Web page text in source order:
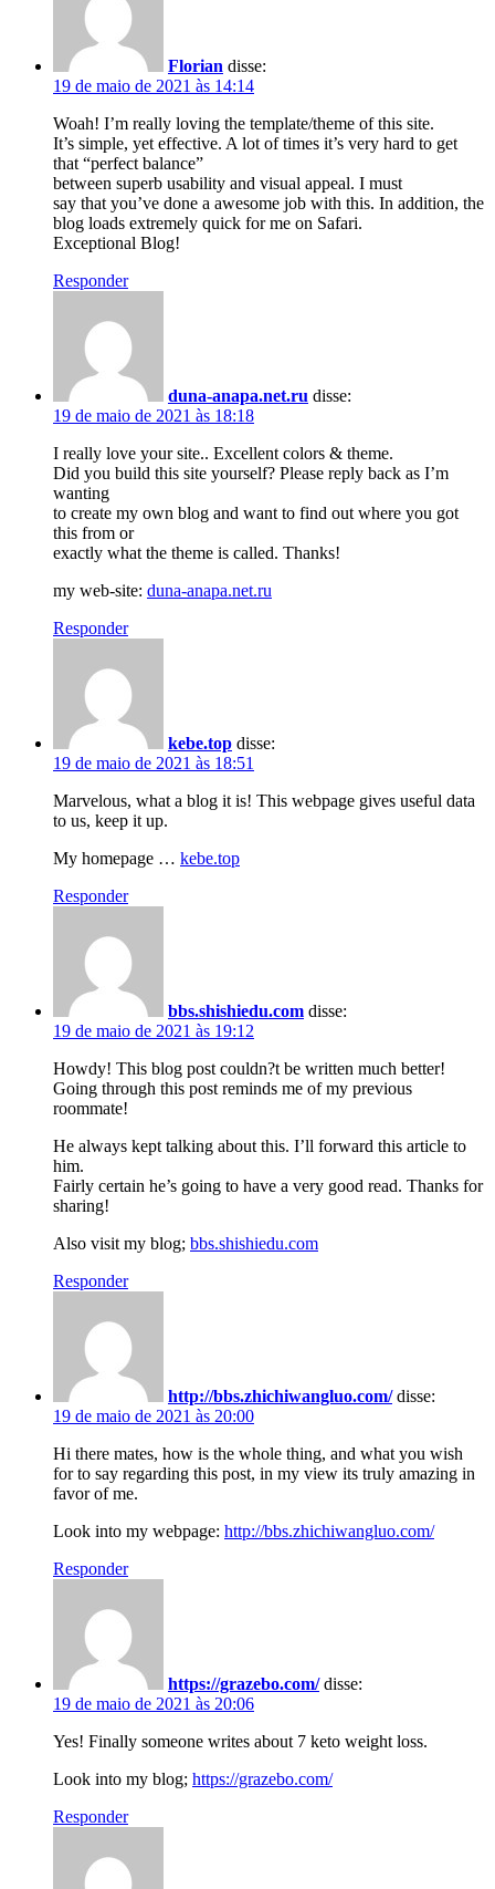
Florian disse:
19 de maio de 2021 às 14:14
Woah! I’m really loving the template/theme of this site.
It’s simple, yet effective. A lot of times it’s very hard to get
that “perfect balance”
between superb usability and visual appeal. I must
say that you’ve done a awesome job with this. In addition, the
blog loads extremely quick for me on Safari.
Exceptional Blog!
Responder
duna-anapa.net.ru disse:
19 de maio de 2021 às 18:18
I really love your site.. Excellent colors & theme.
Did you build this site yourself? Please reply back as I’m
wanting
to create my own blog and want to find out where you got
this from or
exactly what the theme is called. Thanks!
my web-site: duna-anapa.net.ru
Responder
kebe.top disse:
19 de maio de 2021 às 18:51
Marvelous, what a blog it is! This webpage gives useful data
to us, keep it up.
My homepage … kebe.top
Responder
bbs.shishiedu.com disse:
19 de maio de 2021 às 19:12
Howdy! This blog post couldn?t be written much better!
Going through this post reminds me of my previous
roommate!
He always kept talking about this. I’ll forward this article to
him.
Fairly certain he’s going to have a very good read. Thanks for
sharing!
Also visit my blog; bbs.shishiedu.com
Responder
http://bbs.zhichiwangluo.com/ disse:
19 de maio de 2021 às 20:00
Hi there mates, how is the whole thing, and what you wish
for to say regarding this post, in my view its truly amazing in
favor of me.
Look into my webpage: http://bbs.zhichiwangluo.com/
Responder
https://grazebo.com/ disse:
19 de maio de 2021 às 20:06
Yes! Finally someone writes about 7 keto weight loss.
Look into my blog; https://grazebo.com/
Responder